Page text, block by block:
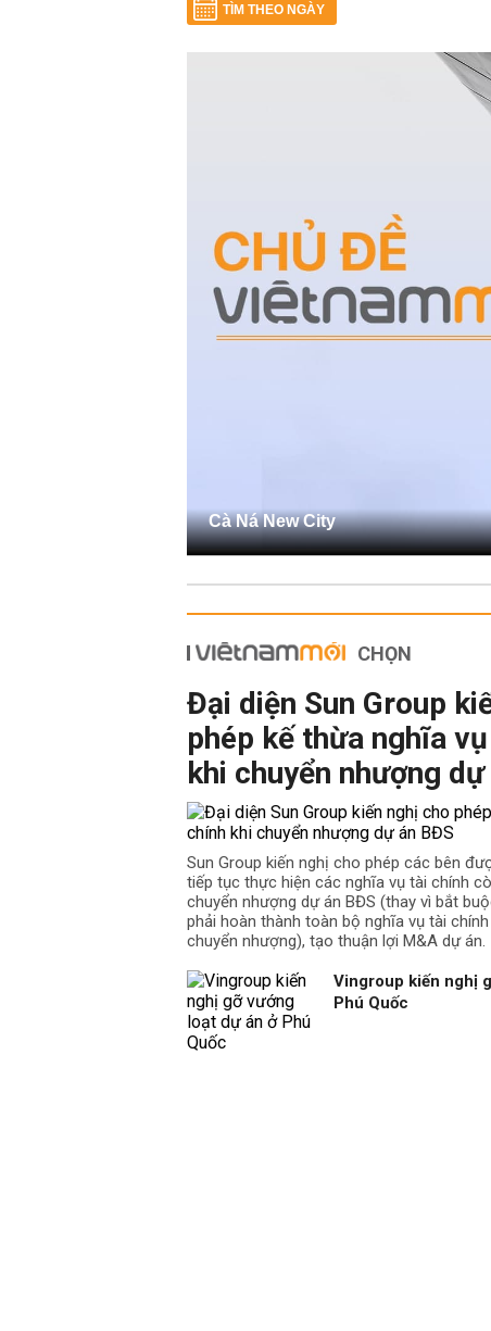
TÌM THEO NGÀY
Cà Ná New City
CHỌN
Đại diện Sun Group
phép kế thừa nghĩa
khi chuyển nhượng
Sun Group kiến nghị cho phép các bên
tiếp tục thực hiện các nghĩa vụ tài chính
chuyển nhượng dự án BĐS (thay vì bắt
phải hoàn thành toàn bộ nghĩa vụ tài
chuyển nhượng), tạo thuận lợi M&A dự án.
Vingroup kiến nghị
Phú Quốc